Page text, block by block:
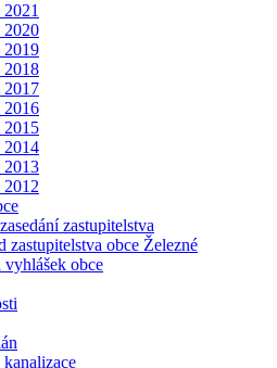
2020
2019
2018
2017
2016
2015
2014
2013
zastupitelstva
zastupitelstva obce Železné
vyhlášek obce
kanalizace